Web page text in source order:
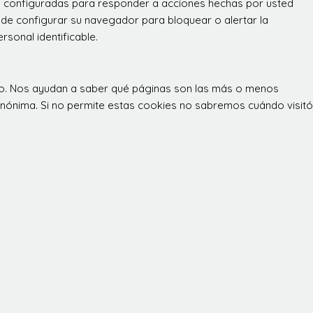
para responder a acciones hechas por usted
configurar su navegador para bloquear o alertar la
identificable.
ayudan a saber qué páginas son las más o menos
Si no permite estas cookies no sabremos cuándo visitó